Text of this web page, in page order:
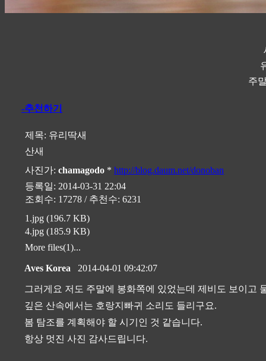
주
-추천하기
제목: 유리딱새
산새
사진가: chamagodo * http://blog.daum.net/donoban
등록일: 2014-03-31 22:04
조회수: 17278 / 추천수: 6231
1.jpg (196.7 KB)
4.jpg (185.9 KB)
More files(1)...
Aves Korea 2014-04-01 09:42:07
그러게요 저도 주말에 봉화쪽에 있었는데 제비도 보이고
깊은 산속에서는 호랑지빠귀 소리도 들리구요.
봄 탐조를 계획해야 할 시기인 것 같습니다.
항상 멋진 사진 감사드립니다.